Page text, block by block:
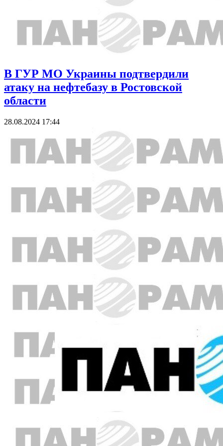
В ГУР МО Украины подтвердили
атаку на нефтебазу в Ростовской
области
28.08.2024 17:44